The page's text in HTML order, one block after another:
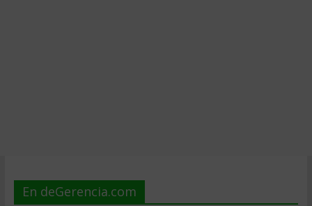
En deGerencia.com